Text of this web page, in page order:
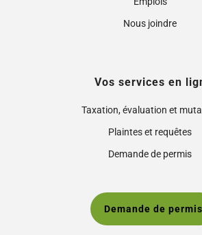
Nous joindre
Vos services en
Taxation, évaluation et
Plaintes et requêtes
Demande de permis
Demande de permis